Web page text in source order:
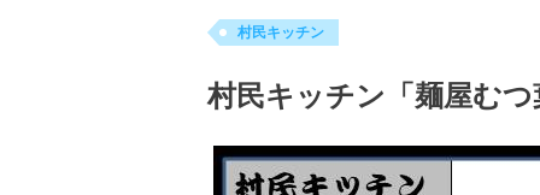
村民キッチン
村民キッチン「麺屋むつ